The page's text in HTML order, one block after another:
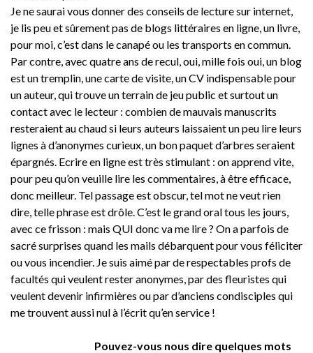
Je ne saurai vous donner des conseils de lecture sur internet,
je lis peu et sûrement pas de blogs littéraires en ligne, un livre,
pour moi, c’est dans le canapé ou les transports en commun.
Par contre, avec quatre ans de recul, oui, mille fois oui, un blog
est un tremplin, une carte de visite, un CV indispensable pour
un auteur, qui trouve un terrain de jeu public et surtout un
contact avec le lecteur : combien de mauvais manuscrits
resteraient au chaud si leurs auteurs laissaient un peu lire leurs
lignes à d’anonymes curieux, un bon paquet d’arbres seraient
épargnés. Ecrire en ligne est très stimulant : on apprend vite,
pour peu qu’on veuille lire les commentaires, à être efficace,
donc meilleur. Tel passage est obscur, tel mot ne veut rien
dire, telle phrase est drôle. C’est le grand oral tous les jours,
avec ce frisson : mais QUI donc va me lire ? On a parfois de
sacré surprises quand les mails débarquent pour vous féliciter
ou vous incendier. Je suis aimé par de respectables profs de
facultés qui veulent rester anonymes, par des fleuristes qui
veulent devenir infirmières ou par d’anciens condisciples qui
me trouvent aussi nul à l’écrit qu’en service !
Pouvez-vous nous dire quelques mots